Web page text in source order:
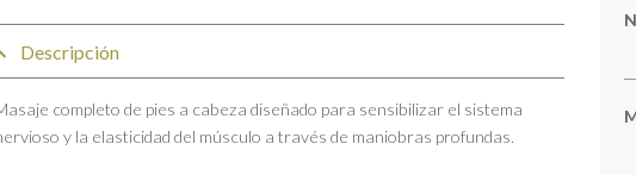
Descripción
completo de pies a cabeza diseñado para sensibilizar el sistema
y la elasticidad del músculo a través de maniobras profundas.